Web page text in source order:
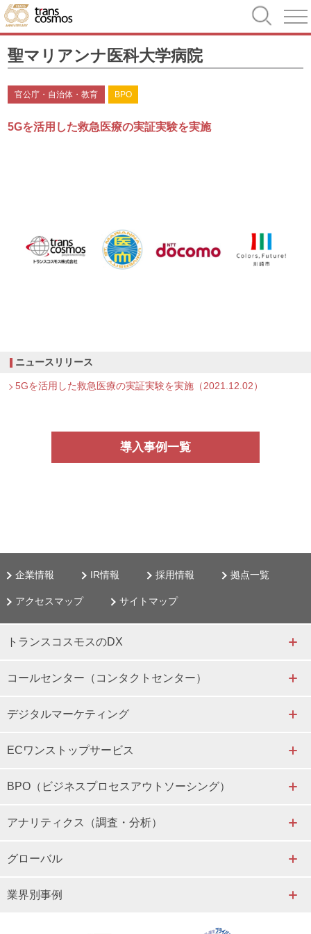
聖マリアンナ医科大学病院
官公庁・自治体・教育 BPO
5Gを活用した救急医療の実証実験を実施
ニュースリリース
5Gを活用した救急医療の実証実験を実施（2021.12.02）
導入事例一覧
企業情報 IR情報 採用情報 拠点一覧
アクセスマップ サイトマップ
トランスコスモスのDX
コールセンター（コンタクトセンター）
デジタルマーケティング
ECワンストップサービス
BPO（ビジネスプロセスアウトソーシング）
アナリティクス（調査・分析）
グローバル
業界別事例